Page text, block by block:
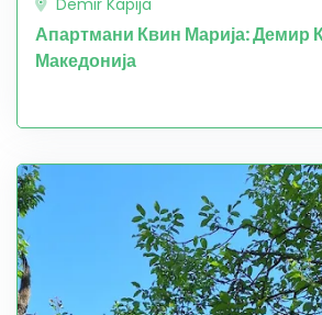
Demir Kapija
Апартмани Квин Марија: Демир
Македонија